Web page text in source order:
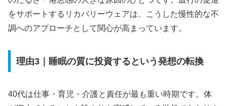
をサポートするリカバリーウェアは、こうした慢性的な不
調へのアプローチとして関心が高まっています。
理由3｜睡眠の質に投資するという発想の転換
40代は仕事・育児・介護と責任が最も重い時期です。体